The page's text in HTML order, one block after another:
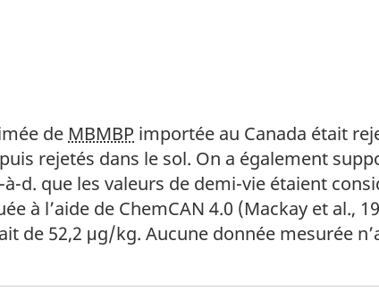
de MBMBP importée au Canada était
rejetés dans le sol. On a également
d. que les valeurs de demi-vie étaient
à l’aide de ChemCAN 4.0 (Mackay et al.,
de 52,2 μg/kg. Aucune donnée mesurée